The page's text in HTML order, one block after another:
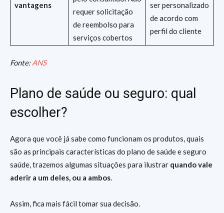
vantagens
requer solicitação
de reembolso para
serviços cobertos
ser personalizado
de acordo com
perfil do cliente
Fonte:ANS
Plano de saúde ou seguro: qual
escolher?
Agora que você já sabe como funcionam os produtos, quais
são as principais características do plano de saúde e seguro
saúde, trazemos algumas situações para ilustrar quando vale
aderir a um deles, ou a ambos.
Assim, fica mais fácil tomar sua decisão.